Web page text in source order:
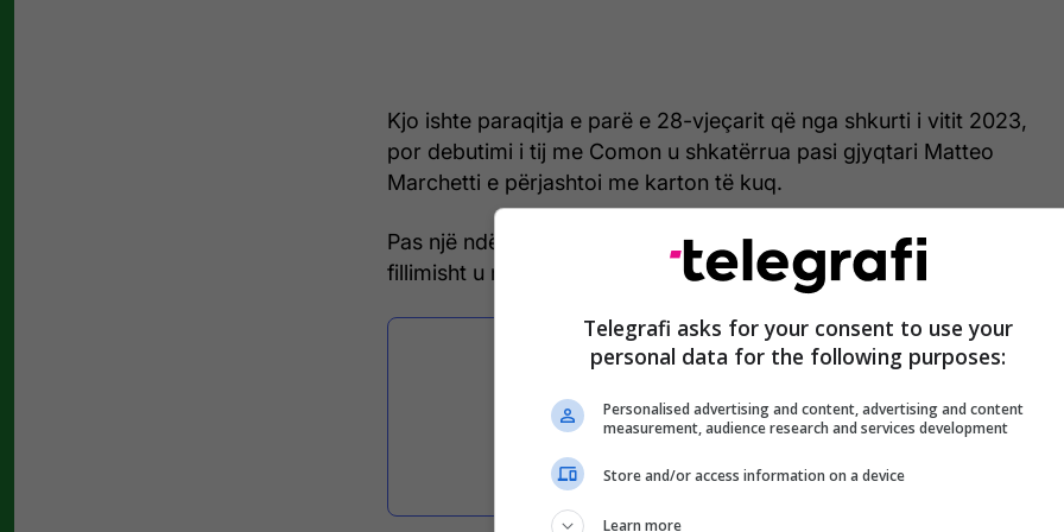
Kjo ishte paraqitja e parë e 28-vjeçarit që nga shkurti i vitit 2023,
por debutimi i tij me Comon u shkatërrua pasi gjyqtari Matteo
Marchetti e përjashtoi me karton të kuq.
Pas një ndërhyrje të ashpër që bëri ndaj Loftus-Cheek, Alli
fillimisht u ndëshkua me karton të verdhë.
minuta: Dele Alli mori karton të
ta ndëshkonte
Telegrafi asks for your consent to use your
personal data for the following purposes:
Personalised advertising and content, advertising and content
measurement, audience research and services development
Store and/or access information on a device
Learn more